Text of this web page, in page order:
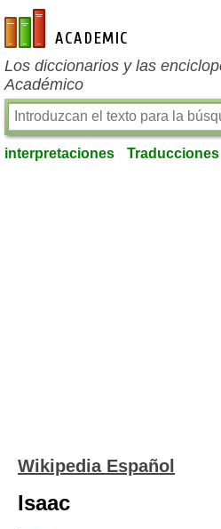
es-academic.com
Los diccionarios y las
Académico
interpretaciones Traducciones
Wikipedia Español
Isaac